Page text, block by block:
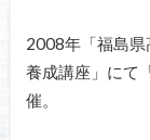
2008年「福島
養成講座」にて
催。